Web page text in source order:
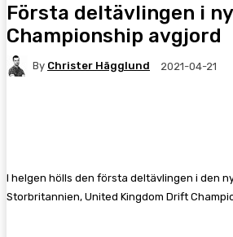
Första deltävlingen i
Championship avgjord
By Christer Hägglund 2021-04-21
I helgen hölls den första deltävlingen i den
Storbritannien, United Kingdom Drift